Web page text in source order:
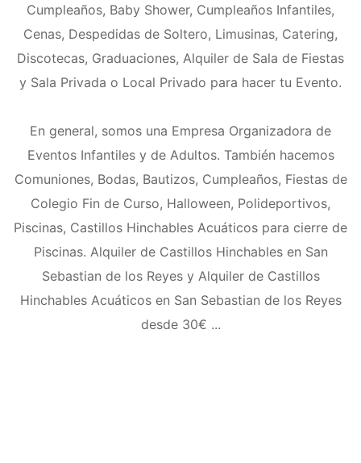
Cumpleaños, Baby Shower, Cumpleaños Infantiles,
Cenas, Despedidas de Soltero, Limusinas, Catering,
Discotecas, Graduaciones, Alquiler de Sala de Fiestas
y Sala Privada o Local Privado para hacer tu Evento.
En general, somos una Empresa Organizadora de
Eventos Infantiles y de Adultos. También hacemos
Comuniones, Bodas, Bautizos, Cumpleaños, Fiestas de
Colegio Fin de Curso, Halloween, Polideportivos,
Piscinas, Castillos Hinchables Acuáticos para cierre de
Piscinas. Alquiler de Castillos Hinchables en San
Sebastian de los Reyes y Alquiler de Castillos
Hinchables Acuáticos en San Sebastian de los Reyes
desde 30€ ...